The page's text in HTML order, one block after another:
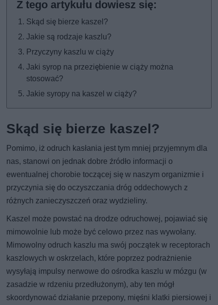
Skąd się bierze kaszel?
Jakie są rodzaje kaszlu?
Przyczyny kaszlu w ciąży
Jaki syrop na przeziębienie w ciąży można
stosować?
Jakie syropy na kaszel w ciąży?
Skąd się bierze kaszel?
Pomimo, iż odruch kasłania jest tym mniej przyjemnym dla
nas, stanowi on jednak dobre źródło informacji o
ewentualnej chorobie toczącej się w naszym organizmie i
przyczynia się do oczyszczania dróg oddechowych z
różnych zanieczyszczeń oraz wydzieliny.
Kaszel może powstać na drodze odruchowej, pojawiać się
mimowolnie lub może być celowo przez nas wywołany.
Mimowolny odruch kaszlu ma swój początek w receptorach
kaszlowych w oskrzelach, które poprzez podrażnienie
wysyłają impulsy nerwowe do ośrodka kaszlu w mózgu (w
zasadzie w rdzeniu przedłużonym), aby ten mógł
skoordynować działanie przepony, mięśni klatki piersiowej i